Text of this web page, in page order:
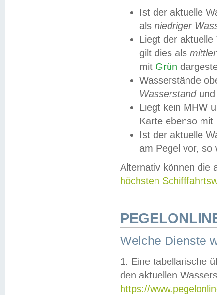
Ist der aktuelle
als niedriger
Liegt der
gilt dies als
mit Grün
Wasserstände
Wasserstandund
Liegt kein MHW
Karte ebenso mit
Ist der aktuelle
am Pegel vor,
Alternativ können die
höchsten
Welche Dienste
1. Eine tabellarische
den aktuellen
https://